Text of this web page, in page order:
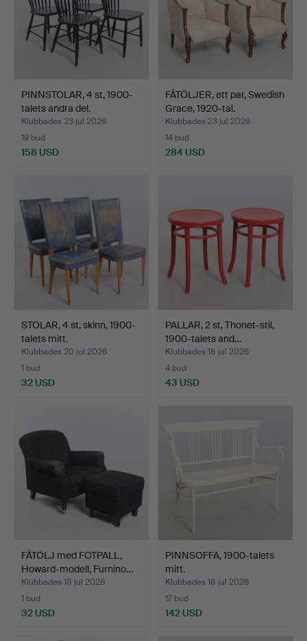
PINNSTOLAR, 4 st, 1900-
talets andra del.
Klubbades 23 jul 2026
19 bud
158 USD
FÅTÖLJER, ett par, Swedish
Grace, 1920-tal.
Klubbades 23 jul 2026
14 bud
284 USD
STOLAR, 4 st, skinn, 1900-
talets mitt.
Klubbades 20 jul 2026
1 bud
32 USD
PALLAR, 2 st, Thonet-stil,
1900-talets and…
Klubbades 18 jul 2026
4 bud
43 USD
FÅTÖLJ med FOTPALL,
Howard-modell, Furnino…
Klubbades 18 jul 2026
1 bud
32 USD
PINNSOFFA, 1900-talets
mitt.
Klubbades 18 jul 2026
17 bud
142 USD